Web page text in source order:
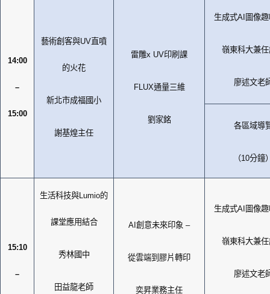
14:00
–
15:00
藝術創客與UV直噴
的火花
新北市成福國小
謝基煌主任
雷雕x UV印刷課
FLUX通量三維
劉家銘
生成式AI 圖像
嶺東科大兼
廖述文老
各區域導
（10分鐘
15:10
–
生活科技與Lumio的
課堂應用結合
秀林國中
田益龍老師
AI 創意未來印象 –
從雲端到膠片轉印
奕昇業務主任
生成式AI 圖像
嶺東科大兼
廖述文老